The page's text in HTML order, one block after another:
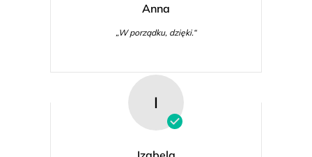
Anna
„W porządku, dzięki.“
I